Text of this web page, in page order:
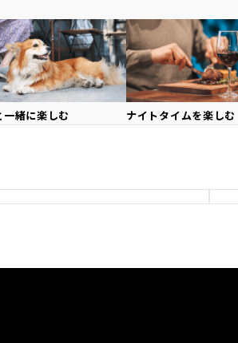
一緒に楽しむ ナイトタイムを楽しむ